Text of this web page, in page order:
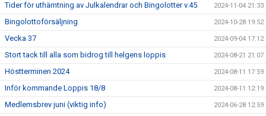
Tider för uthämtning av Julkalendrar och Bingolotter v.45 2024-11-04 21:33
Bingolottoförsäljning 2024-10-28 19:52
Vecka 37 2024-09-04 17:12
Stort tack till alla som bidrog till helgens loppis 2024-08-21 21:07
Höstterminen 2024 2024-08-11 17:59
Inför kommande Loppis 18/8 2024-08-11 12:19
Medlemsbrev juni (viktig info) 2024-06-28 12:59